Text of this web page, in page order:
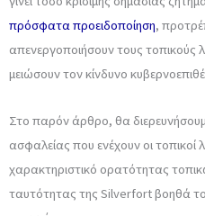
πρόσφατα προειδοποίηση,
απενεργοποιήσουν τους τοπικούς
μειώσουν τον κίνδυνο
Στο παρόν άρθρο, θα
ασφαλείας που ενέχουν οι τοπικοί
χαρακτηριστικό ορατότητας
ταυτότητας της Silverfort βοηθά